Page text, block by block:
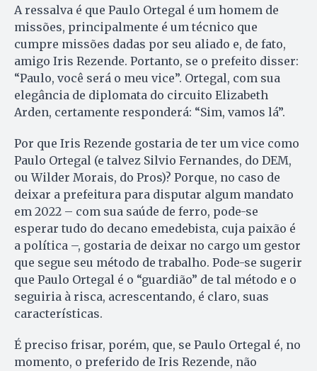
A ressalva é que Paulo Ortegal é um homem de
missões, principalmente é um técnico que
cumpre missões dadas por seu aliado e, de fato,
amigo Iris Rezende. Portanto, se o prefeito disser:
“Paulo, você será o meu vice”. Ortegal, com sua
elegância de diplomata do circuito Elizabeth
Arden, certamente responderá: “Sim, vamos lá”.
Por que Iris Rezende gostaria de ter um vice como
Paulo Ortegal (e talvez Silvio Fernandes, do DEM,
ou Wilder Morais, do Pros)? Porque, no caso de
deixar a prefeitura para disputar algum mandato
em 2022 – com sua saúde de ferro, pode-se
esperar tudo do decano emedebista, cuja paixão é
a política –, gostaria de deixar no cargo um gestor
que segue seu método de trabalho. Pode-se sugerir
que Paulo Ortegal é o “guardião” de tal método e o
seguiria à risca, acrescentando, é claro, suas
características.
É preciso frisar, porém, que, se Paulo Ortegal é, no
momento, o preferido de Iris Rezende, não